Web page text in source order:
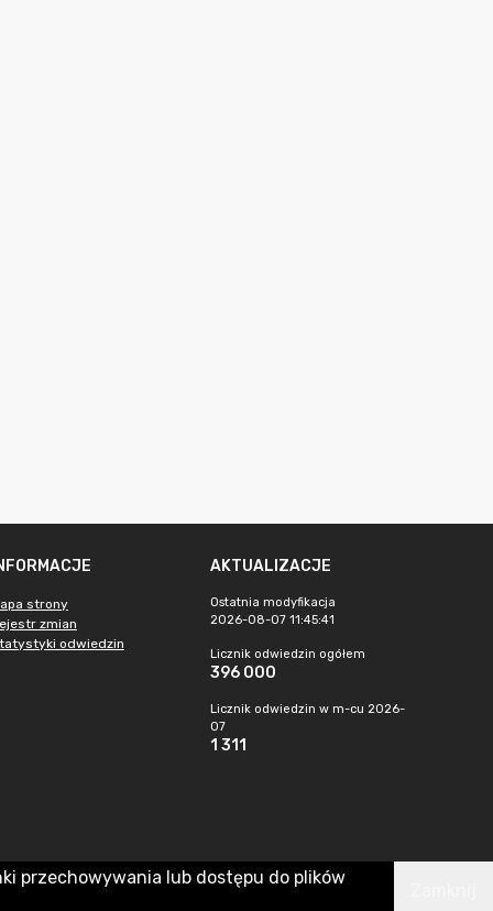
strony
zmian
odwiedzin
AKTUALIZACJE
Ostatnia modyfikacja
2026-08-07 11:45:41
Licznik odwiedzin ogółem
396 000
Licznik odwiedzin w m-cu 2026-
07
1 311
przechowywania lub dostępu do plików